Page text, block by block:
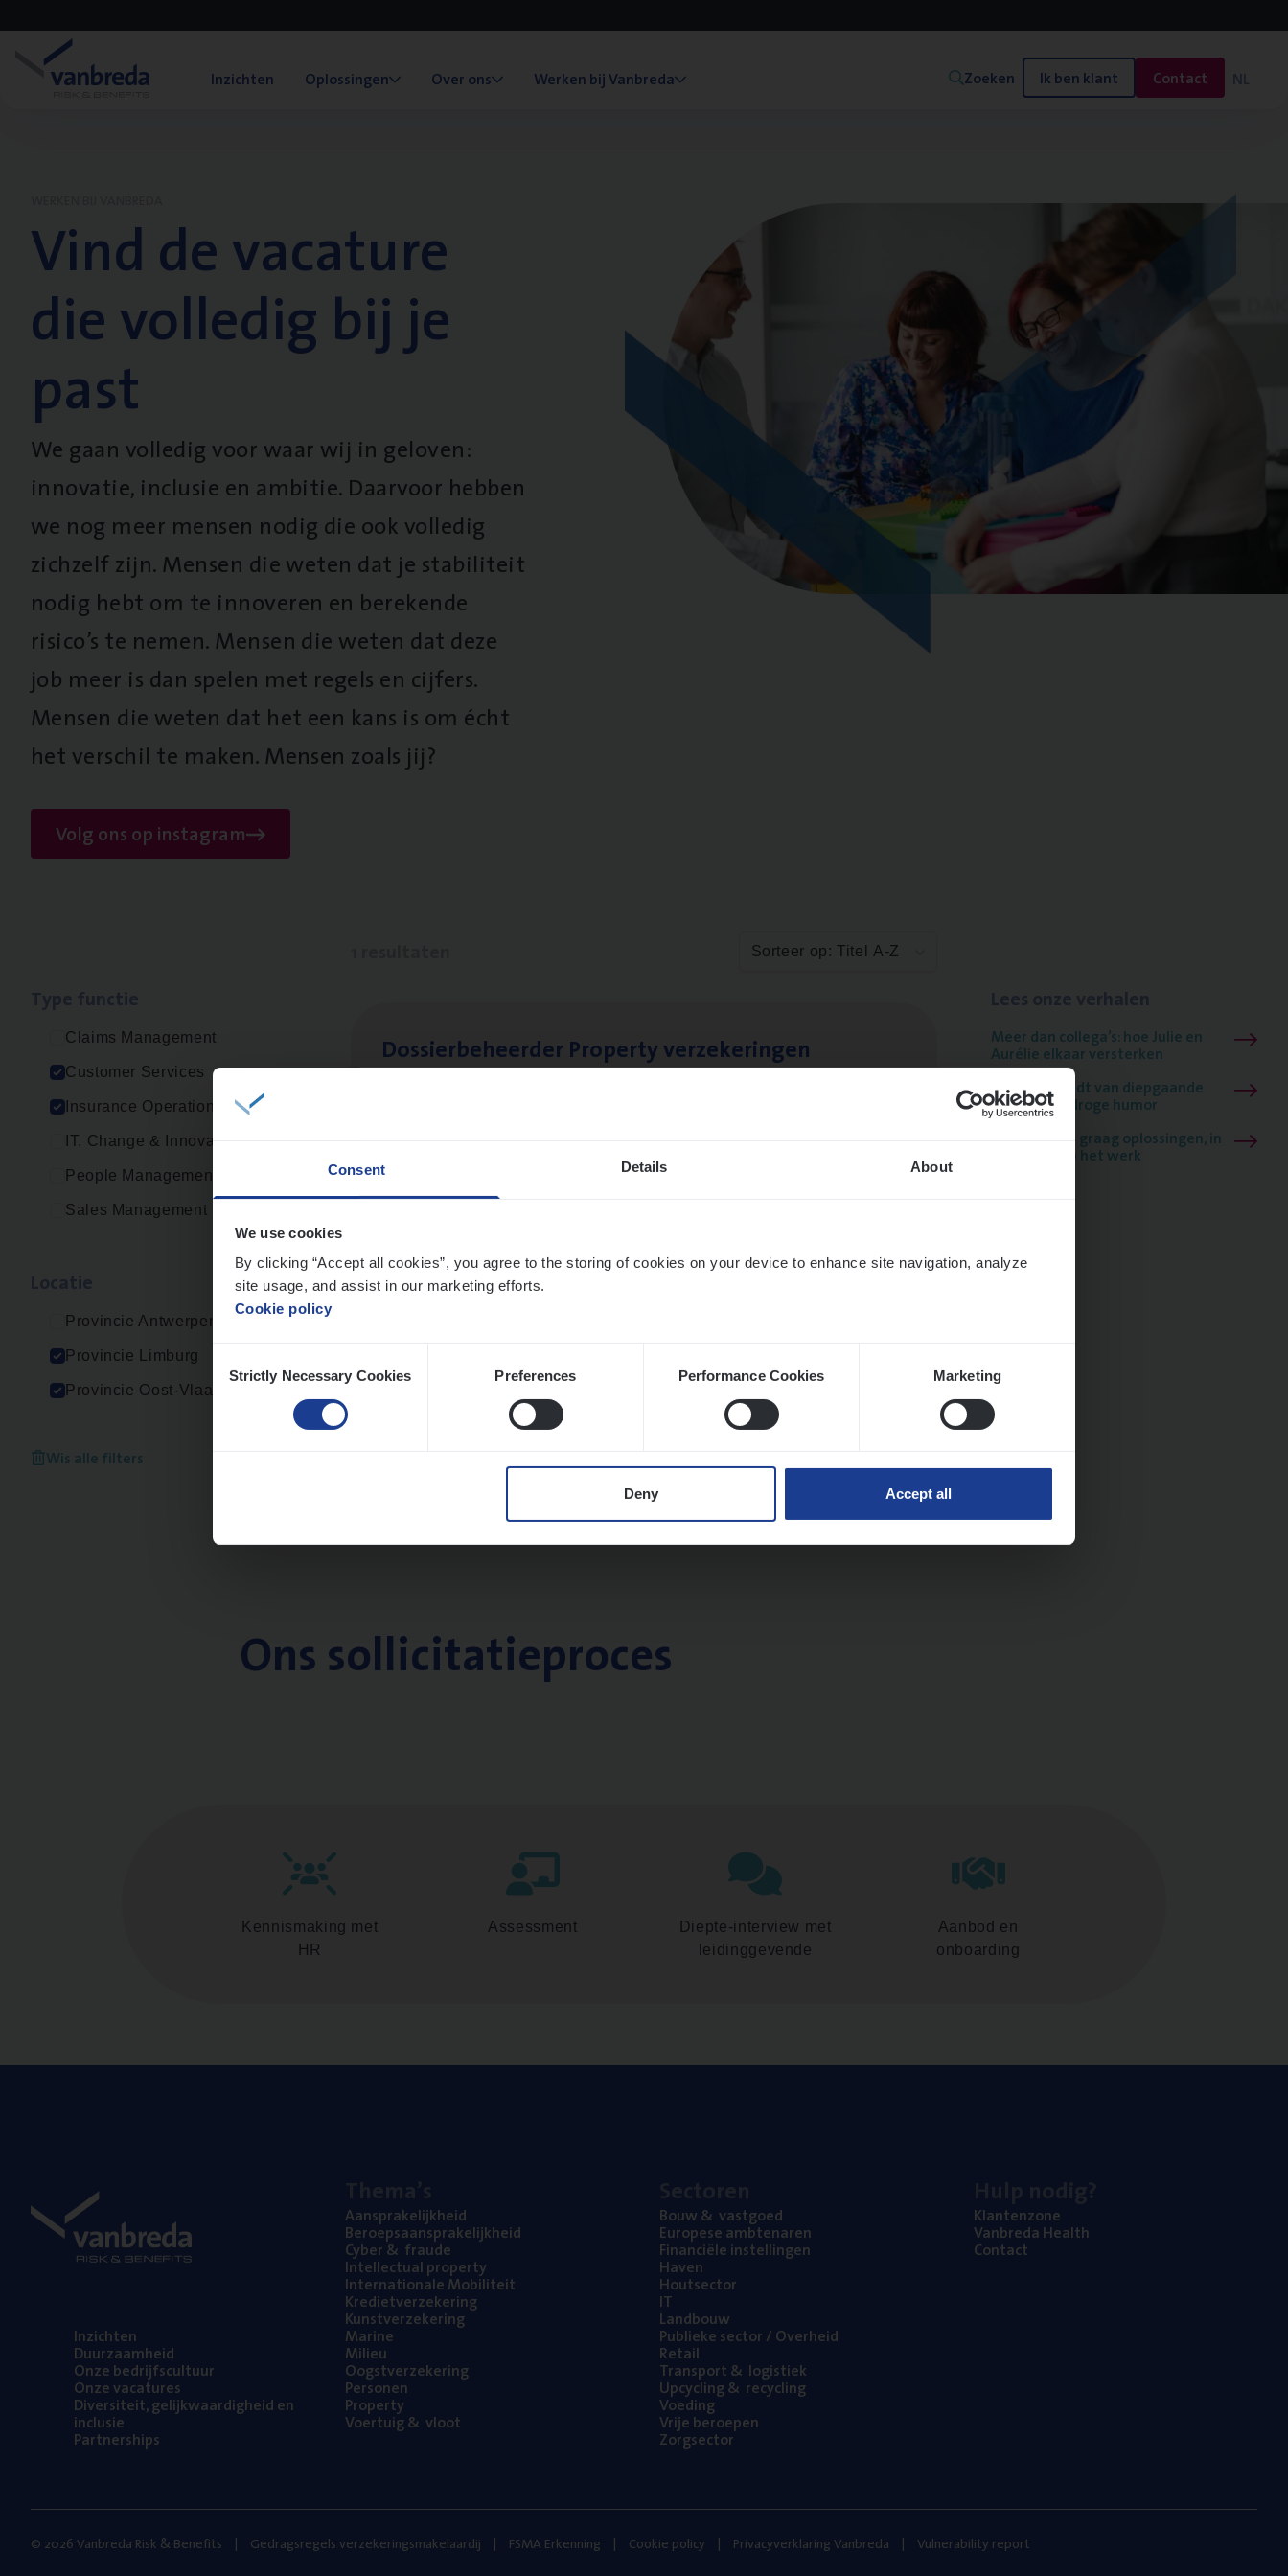
Consent Details About
We use cookies
By clicking “Accept all cookies”, you agree to the storing of cookies on your device to enhance site navigation, analyze
site usage, and assist in our marketing efforts.
Cookie policy
Selection
Strictly Necessary Cookies Preferences Performance Cookies Marketing
Deny Accept all
Inzichten Oplossingen Over ons Werken bij Vanbreda Zoeken Ik ben klant Contact NL
Vind de vacature
die volledig bij je
past
We gaan volledig voor waar wij in geloven:
innovatie, inclusie en ambitie. Daarvoor hebben
we nog meer mensen nodig die ook volledig
zichzelf zijn. Mensen die weten dat je stabiliteit
nodig hebt om te innoveren en berekende
risico’s te nemen. Mensen die weten dat deze
job meer is dan spelen met regels en cijfers.
Mensen die weten dat het een kans is om écht
het verschil te maken. Mensen zoals jij?
Volg ons op instagram
Claims Management
Customer Services
Insurance Operations
IT, Change & Innovation
People Management
Sales Management
Provincie Antwerpen
Provincie Limburg
Provincie Oost-Vlaanderen
Wis alle filters
Sorteer op: Titel A-Z
Dos­sier­be­heer­der Pro­per­ty verzekeringen Meer dan collega’s: hoe Julie en
Aurélie elkaar versterken
Mathias houdt van diepgaande
dossiers én droge humor
Thalia zoekt graag oplossingen, in
games én op het werk
Ons sollicitatieproces
Kennismaking met
HR
Assessment
Diepte-interview met
leidinggevende
Aanbod en
onboarding
Inzich­ten
Duur­zaam­heid
Onze bedrijfs­cul­tuur
Onze vaca­tu­res
Diver­si­teit, gelijk­waar­dig­heid en
inclusie
Part­ner­ships
Aan­spra­ke­lijk­heid
Beroeps­aan­spra­ke­lijk­heid
Cyber& fraude
Intel­lec­tu­al property
Inter­na­ti­o­na­le Mobiliteit
Kre­diet­ver­ze­ke­ring
Kunst­ver­ze­ke­ring
Mari­ne
Mili­eu
Oogst­ver­ze­ke­ring
Per­so­nen
Pro­per­ty
Voer­tuig& vloot
Bouw& vastgoed
Euro­pe­se ambtenaren
Finan­ci­ë­le instellingen
Haven
Hout­sec­tor
IT
Land­bouw
Publie­ke sec­tor / Overheid
Retail
Trans­port& logistiek
Upcy­cling& recycling
Voe­ding
Vrije beroe­pen
Zorg­sec­tor
Klan­ten­zo­ne
Van­b­re­da Health
Con­tact
© 2026 Vanbreda Risk & Benefits Gedragsregels verzekeringsmakelaardij FSMA Erkenning Cookie policy Privacyverklaring Vanbreda Vulnerability report